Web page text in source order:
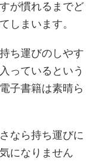
が慣れるまでど
しまいます。
ち運びのしやす
っているという
子書籍は素晴ら
なら持ち運びに
になりません